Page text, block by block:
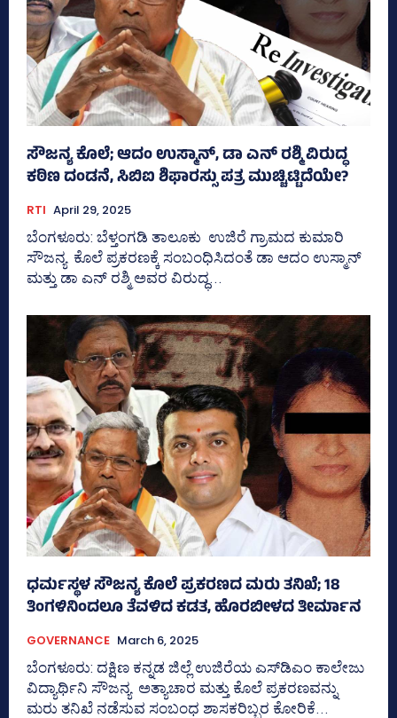
ಸೌಜನ್ಯ ಕೊಲೆ; ಆದಂ ಉಸ್ಮಾನ್‌, ಡಾ ಎನ್‌ ರಶ್ಮಿ ವಿರುದ್ಧ
ಕಠಿಣ ದಂಡನೆ, ಸಿಬಿಐ ಶಿಫಾರಸ್ಸು ಪತ್ರ ಮುಚ್ಚಿಟ್ಟಿದೆಯೇ?
RTI April 29, 2025
ಬೆಂಗಳೂರು: ಬೆಳ್ತಂಗಡಿ ತಾಲೂಕು ಉಜಿರೆ ಗ್ರಾಮದ ಕುಮಾರಿ
ಸೌಜನ್ಯ ಕೊಲೆ ಪ್ರಕರಣಕ್ಕೆ ಸಂಬಂಧಿಸಿದಂತೆ ಡಾ ಆದಂ ಉಸ್ಮಾನ್‌
ಮತ್ತು ಡಾ ಎನ್‌ ರಶ್ಮಿ ಅವರ ವಿರುದ್ಧ...
ಧರ್ಮಸ್ಥಳ ಸೌಜನ್ಯ ಕೊಲೆ ಪ್ರಕರಣದ ಮರು ತನಿಖೆ; 18
ತಿಂಗಳಿನಿಂದಲೂ ತೆವಳಿದ ಕಡತ, ಹೊರಬೀಳದ ತೀರ್ಮಾನ
GOVERNANCE March 6, 2025
ಬೆಂಗಳೂರು: ದಕ್ಷಿಣ ಕನ್ನಡ ಜಿಲ್ಲೆ ಉಜಿರೆಯ ಎಸ್‌ಡಿಎಂ ಕಾಲೇಜು
ವಿದ್ಯಾರ್ಥಿನಿ ಸೌಜನ್ಯ ಅತ್ಯಾಚಾರ ಮತ್ತು ಕೊಲೆ ಪ್ರಕರಣವನ್ನು
ಮರು ತನಿಖೆ ನಡೆಸುವ ಸಂಬಂಧ ಶಾಸಕರಿಬ್ಬರ ಕೋರಿಕೆ...